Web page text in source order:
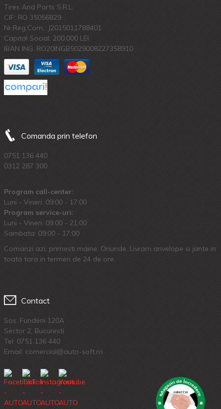
Tires And Parts S.R.L.
CIF: RO 35056829
Nr.Reg.Com.: J2015011788401
Capital Social: 200.000 LEI
IBAN ING: RO20INGB5029008227358910
Comanda prin telefon
0751 136 440
0312 287 300
Program call-center:
Luni - Vineri: 09:00 - 17:00
Program service-uri:
Luni - Vineri: 09.00 - 21:00
Sambata: 09:00 - 17:00
Comanzi azi, primesti maine. Oriunde. Livram anvelope si jante in
toata tara in termen de 24 de ore.
Contact
Sos. Fundeni 120A
Sector 2, Bucuresti
Tel: 0751 136 440
Email: comercial@auto-soft.ro